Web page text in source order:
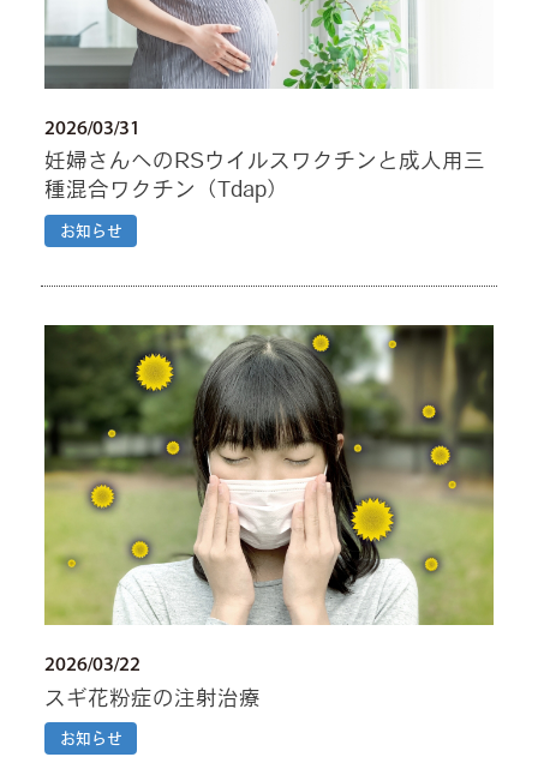
2026/03/31
妊婦さんへのRSウイルスワクチンと成人用三
種混合ワクチン（Tdap）
お知らせ
2026/03/22
スギ花粉症の注射治療
お知らせ